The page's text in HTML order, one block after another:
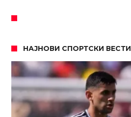
НАЈНОВИ СПОРТСКИ ВЕСТИ